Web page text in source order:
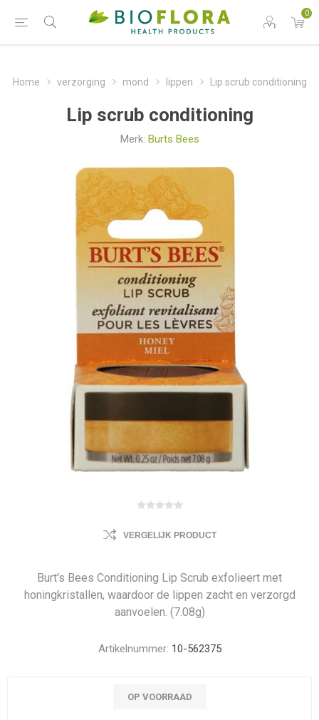
0
Home verzorging mond lippen Lip scrub conditioning
Lip scrub conditioning
Merk: Burts Bees
VERGELIJK PRODUCT
Burt's Bees Conditioning Lip Scrub exfolieert met
honingkristallen, waardoor de lippen zacht en verzorgd
aanvoelen. (7.08g)
Artikelnummer: 10-562375
OP VOORRAAD